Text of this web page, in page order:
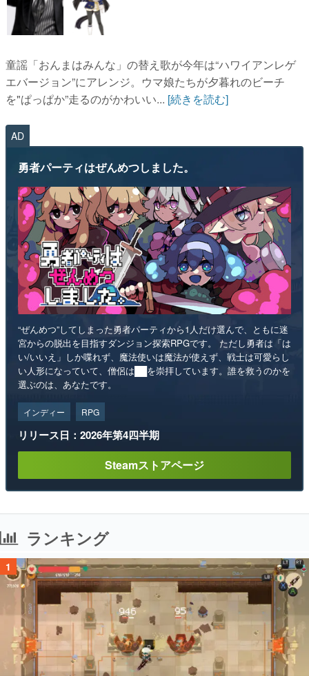
童謡「おんまはみんな」の替え歌が今年は“ハワイアンレゲ
エバージョン”にアレンジ。ウマ娘たちが夕暮れのビーチ
を"ぱっぱか”走るのがかわいい... [続きを読む]
AD
勇者パーティはぜんめつしました。
“ぜんめつ”してしまった勇者パーティから1人だけ選んで、ともに迷
宮からの脱出を目指すダンジョン探索RPGです。 ただし勇者は「は
い/いいえ」しか喋れず、魔法使いは魔法が使えず、戦士は可愛らし
い人形になっていて、僧侶は██を崇拝しています。誰を救うのかを
選ぶのは、あなたです。
インディー RPG
リリース日：2026年第4四半期
Steamストアページ
ランキング
1